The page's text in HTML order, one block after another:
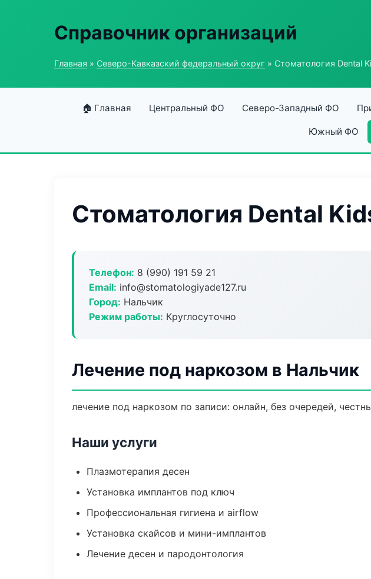
Справочник организаций
Главная » Северо-Кавказский федеральный округ » Стоматология Dental
🏠 Главная Центральный ФО Северо-Западный ФО
Южный ФО
Стоматология Dental
Телефон: 8 (990) 191 59 21
Email: info@stomatologiyade127.ru
Город: Нальчик
Режим работы: Круглосуточно
Лечение под наркозом в Нальчик
лечение под наркозом по записи: онлайн, без очередей,
Наши услуги
Плазмотерапия десен
Установка имплантов под ключ
Профессиональная гигиена и airflow
Установка скайсов и мини-имплантов
Лечение десен и пародонтология